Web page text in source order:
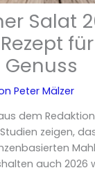
Salat
Peter Mälzer
dem
zeigen,
auch 2026